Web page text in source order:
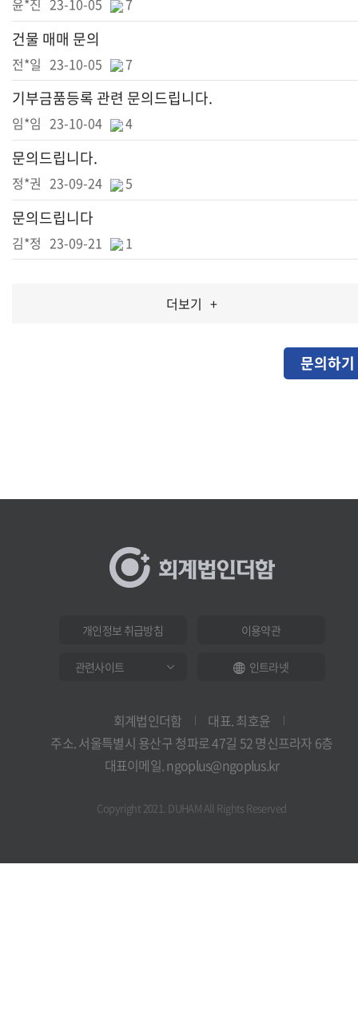
윤*진 23-10-05 7
건물 매매 문의
전*일 23-10-05 7
기부금품등록 관련 문의드립니다.
임*임 23-10-04 4
문의드립니다.
정*권 23-09-24 5
문의드립니다
김*정 23-09-21 1
더보기 +
문의하기
개인정보 취급방침 이용약관
인트라넷
회계법인더함
대표. 최호윤
주소. 서울특별시 용산구 청파로 47길 52 명신프라자 6층
대표이메일. ngoplus@ngoplus.kr
Copyright 2021. DUHAM All Rights Reserved